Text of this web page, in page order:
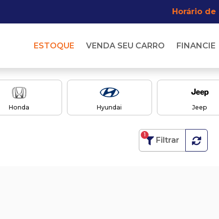
Horário
ESTOQUE VENDA SEU CARRO FINANCIE
Honda Hyundai Jeep
Filtrar
1